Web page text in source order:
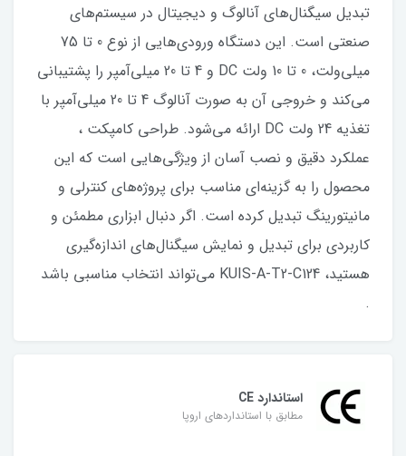
تبدیل سیگنال‌های آنالوگ و دیجیتال در سیستم‌های
صنعتی است. این دستگاه ورودی‌هایی از نوع 0 تا 75
میلی‌ولت، 0 تا 10 ولت DC و 4 تا 20 میلی‌آمپر را پشتیبانی
می‌کند و خروجی آن به صورت آنالوگ 4 تا 20 میلی‌آمپر با
تغذیه 24 ولت DC ارائه می‌شود. طراحی کامپکت ،
عملکرد دقیق و نصب آسان از ویژگی‌هایی است که این
محصول را به گزینه‌ای مناسب برای پروژه‌های کنترلی و
مانیتورینگ تبدیل کرده است. اگر دنبال ابزاری مطمئن و
کاربردی برای تبدیل و نمایش سیگنال‌های اندازه‌گیری
هستید، KUIS-A-T2-C124 می‌تواند انتخاب مناسبی باشد
.
استاندارد CE
مطابق با استانداردهای اروپا